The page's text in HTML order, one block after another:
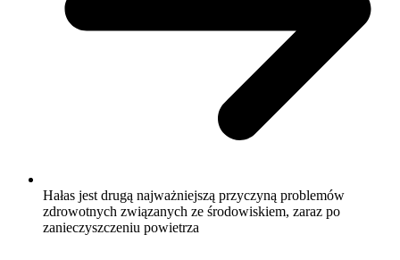
Hałas jest drugą najważniejszą przyczyną problemów
zdrowotnych związanych ze środowiskiem, zaraz po
zanieczyszczeniu powietrza